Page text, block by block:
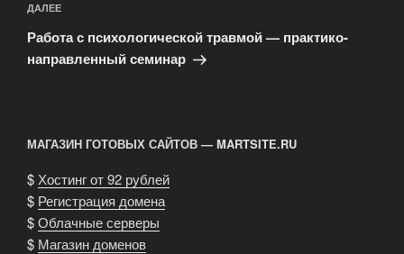
Следующая
запись
ДАЛЕЕ
Работа с психологической травмой — практико-
направленный семинар
МАГАЗИН ГОТОВЫХ САЙТОВ — MARTSITE.RU
$ Хостинг от 92 рублей
$ Регистрация домена
$Облачные серверы
$ Магазин доменов